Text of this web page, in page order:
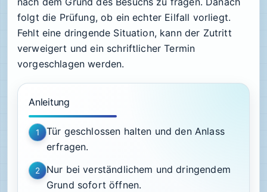
folgt die Prüfung, ob ein echter Eilfall vorliegt.
Fehlt eine dringende Situation, kann der Zutritt
verweigert und ein schriftlicher Termin
vorgeschlagen werden.
Anleitung
1
Tür geschlossen halten und den Anlass
erfragen.
2
Nur bei verständlichem und dringendem
Grund sofort öffnen.